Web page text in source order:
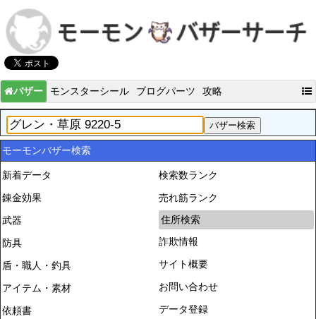
バザー モンスターシール ブログパーツ 攻略
モーモンバザー検索
新着データ
錬金効果
武器
防具
盾・職人・釣具
アイテム・素材
依頼書
検索数ランク
売れ筋ランク
住所検索
詐欺情報
サイト概要
お問い合わせ
データ登録